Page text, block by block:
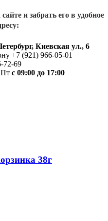
и забрать его в удобное
Киевская ул., 6
+7 (921) 966-05-01
72-69
Пт с 09:00 до 17:00
38г